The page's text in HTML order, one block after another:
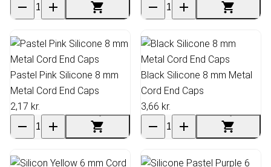
Pastel Pink Silicone 8 mm
Metal Cord End Caps
2,17 kr.
Black Silicone 8 mm Metal
Cord End Caps
3,66 kr.